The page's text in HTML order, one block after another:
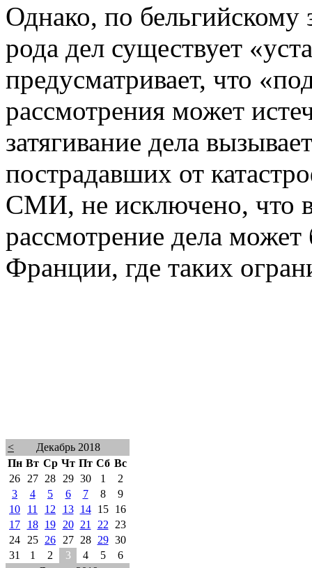
Однако, по бельгийскому
рода дел существует
предусматривает, что
рассмотрения может
затягивание дела
пострадавших от
СМИ, не исключено, что в
рассмотрение дела
Франции, где таких
<
Декабрь 2018
Пн Вт Ср Чт Пт Сб Вс
26
27 28 29 30 1
2
3
4 5 6 7 8
9
10
11 12 13 14 15
16
17
18 19 20 21 22
23
24
25 26 27 28 29 30
31
1 2 3 4 5
6